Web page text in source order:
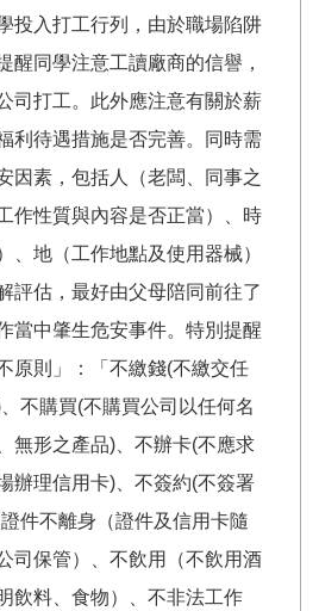
投入打工行列，由於職場陷阱
醒同學注意工讀廠商的信譽，
司打工。此外應注意有關於薪
利待遇措施是否完善。同時需
因素，包括人（老闆、同事之
作性質與內容是否正當）、時
、地（工作地點及使用器械）
評估，最好由父母陪同前往了
當中肇生危安事件。特別提醒
原則」：「不繳錢(不繳交任
不購買(不購買公司以任何名
無形之產品)、不辦卡(不應求
辦理信用卡)、不簽約(不簽署
件不離身（證件及信用卡隨
司保管）、不飲用（不飲用酒
飲料、食物）、不非法工作